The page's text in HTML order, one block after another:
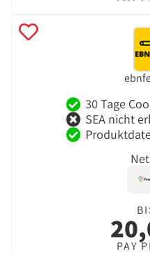
30 Tage
SEA nicht
PAY